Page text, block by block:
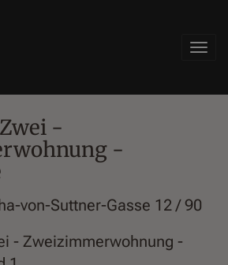
-
-
von-Suttner-Gasse 12 / 90